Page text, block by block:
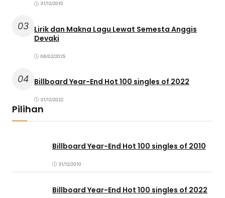
31/12/2010
03 Lirik dan Makna Lagu Lewat Semesta Anggis
Devaki
08/02/2025
04 Billboard Year-End Hot 100 singles of 2022
31/12/2022
Pilihan
Billboard Year-End Hot 100 singles of 2010
31/12/2010
Billboard Year-End Hot 100 singles of 2022